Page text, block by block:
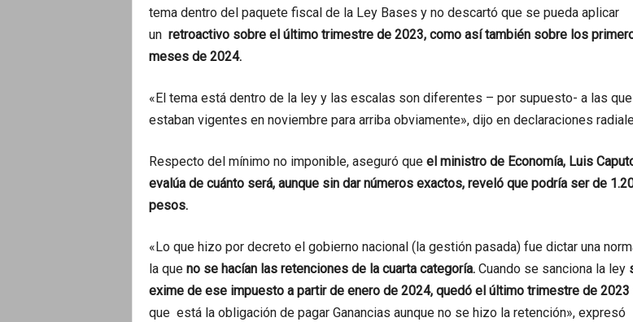
tema dentro del paquete fiscal de la Ley Bases y no descartó que se pueda aplicar
un retroactivo sobre el último trimestre de 2023, como así también sobre los
meses de 2024.
«El tema está dentro de la ley y las escalas son diferentes – por supuesto- a las que
estaban vigentes en noviembre para arriba obviamente», dijo en declaraciones
Respecto del mínimo no imponible, aseguró que el ministro de Economía, Luis
evalúa de cuánto será, aunque sin dar números exactos, reveló que podría ser de
pesos.
«Lo que hizo por decreto el gobierno nacional (la gestión pasada) fue dictar una
la que no se hacían las retenciones de la cuarta categoría.Cuando se sanciona la ley
exime de ese impuesto a partir de enero de 2024, quedó el último trimestre de 2023
que está la obligación de pagar Ganancias aunque no se hizo la retención», expresó